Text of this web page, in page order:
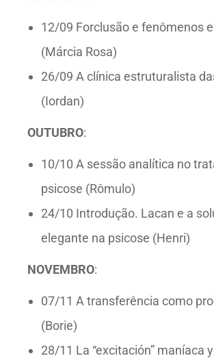
12/09 Forclusão e fenômenos
(Márcia Rosa)
26/09 A clínica estruturalista
(Iordan)
OUTUBRO:
10/10 A sessão analítica no
psicose (Rômulo)
24/10 Introdução. Lacan e a
elegante na psicose (Henri)
NOVEMBRO:
07/11 A transferência como
(Borie)
28/11 La “excitación” maníaca